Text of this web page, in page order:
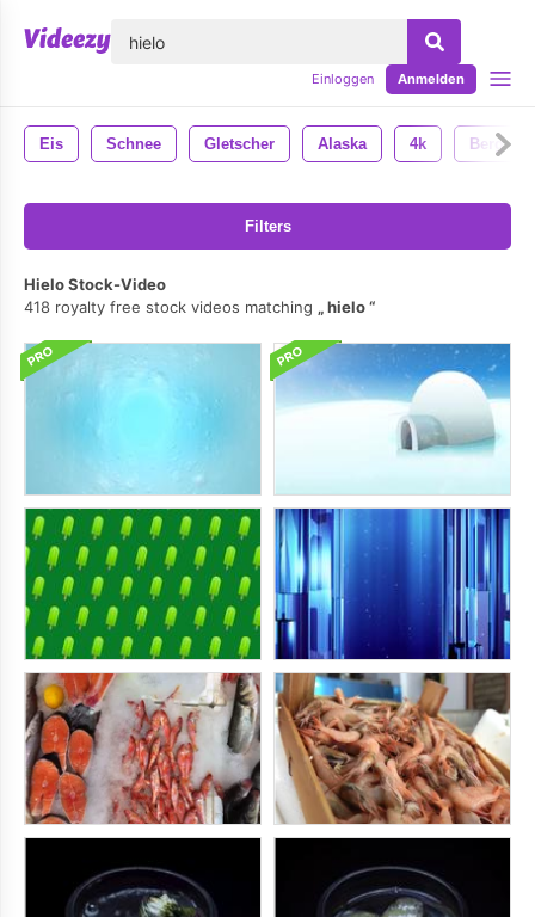
Einloggen Anmelden
Eis Schnee Gletscher Alaska 4k Berg
Filters
Hielo Stock-Video
418 royalty free stock videos matching
hielo